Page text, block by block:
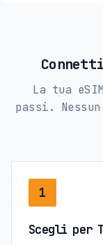
La tua
passi.
1
Scegli per